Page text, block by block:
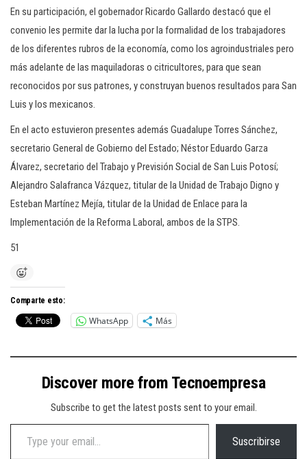
En su participación, el gobernador Ricardo Gallardo destacó que el
convenio les permite dar la lucha por la formalidad de los trabajadores
de los diferentes rubros de la economía, como los agroindustriales pero
más adelante de las maquiladoras o citricultores, para que sean
reconocidos por sus patrones, y construyan buenos resultados para San
Luis y los mexicanos.
En el acto estuvieron presentes además Guadalupe Torres Sánchez,
secretario General de Gobierno del Estado; Néstor Eduardo Garza
Álvarez, secretario del Trabajo y Previsión Social de San Luis Potosí;
Alejandro Salafranca Vázquez, titular de la Unidad de Trabajo Digno y
Esteban Martínez Mejía, titular de la Unidad de Enlace para la
Implementación de la Reforma Laboral, ambos de la STPS.
51
Comparte esto:
WhatsApp Más
Discover more from Tecnoempresa
Subscribe to get the latest posts sent to your email.
Type your email…
Suscribirse